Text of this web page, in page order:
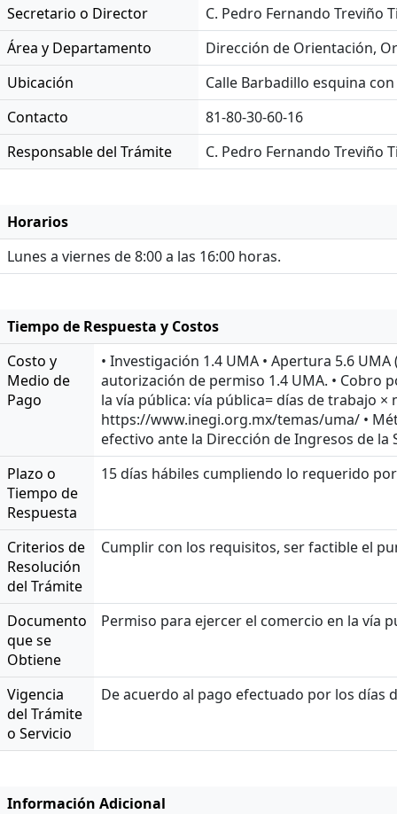
Secretario o Director
C. Pedro Fernando Treviño
Área y Departamento
Dirección de Orientación,
Ubicación
Calle Barbadillo esquina
Contacto
81-80-30-60-16
Responsable del Trámite
C. Pedro Fernando Treviño
Horarios
Lunes a viernes de 8:00 a las 16:00 horas.
Tiempo de Respuesta y Costos
Costo y
Medio de
Pago
• Investigación 1.4 UMA • Apertura 5.6
autorización de permiso 1.4 UMA. • Cobro
la vía pública: vía pública= días de trabajo
https://www.inegi.org.mx/temas/uma/ •
efectivo ante la Dirección de Ingresos de la
Plazo o
Tiempo de
Respuesta
15 días hábiles cumpliendo lo requerido
Criterios de
Resolución
del Trámite
Cumplir con los requisitos, ser factible el
Documento
que se
Obtiene
Permiso para ejercer el comercio en la vía
Vigencia
del Trámite
o Servicio
De acuerdo al pago efectuado por los días
Información Adicional